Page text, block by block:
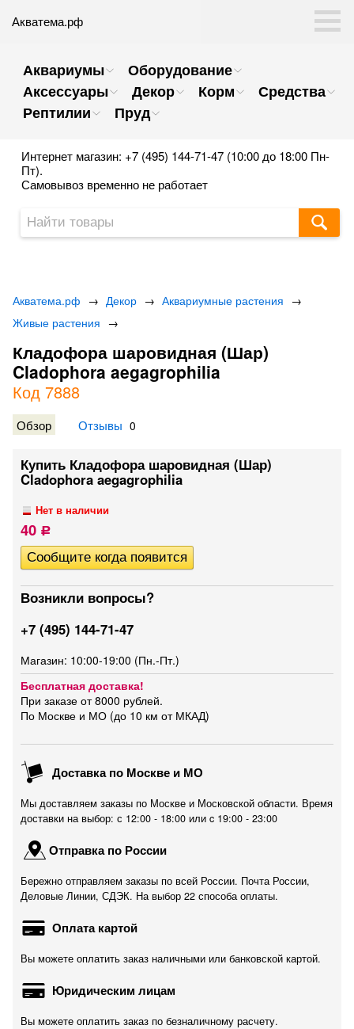
Акватема.рф
Аквариумы
Оборудование
Аксессуары
Декор Корм
Средства
Рептилии
Пруд
Интернет магазин: +7 (495) 144-71-47 (10:00 до 18:00 Пн-
Пт).
Самовывоз временно не работает
Акватема.рф → Декор → Аквариумные растения →
Живые растения →
Кладофора шаровидная (Шар)
Cladophora aegagrophilia
Код 7888
Обзор Отзывы 0
Купить Кладофора шаровидная (Шар)
Cladophora aegagrophilia
Нет в наличии
40 Р
Возникли вопросы?
+7 (495) 144-71-47
Магазин: 10:00-19:00 (Пн.-Пт.)
Бесплатная доставка!
При заказе от 8000 рублей.
По Москве и МО (до 10 км от МКАД)
Доставка по Москве и МО
Мы доставляем заказы по Москве и Московской области. Время
доставки на выбор: с 12:00 - 18:00 или c 19:00 - 23:00
Отправка по России
Бережно отправляем заказы по всей России. Почта России,
Деловые Линии, СДЭК. На выбор 22 способа оплаты.
Оплата картой
Вы можете оплатить заказ наличными или банковской картой.
Юридическим лицам
Вы можете оплатить заказ по безналичному расчету.